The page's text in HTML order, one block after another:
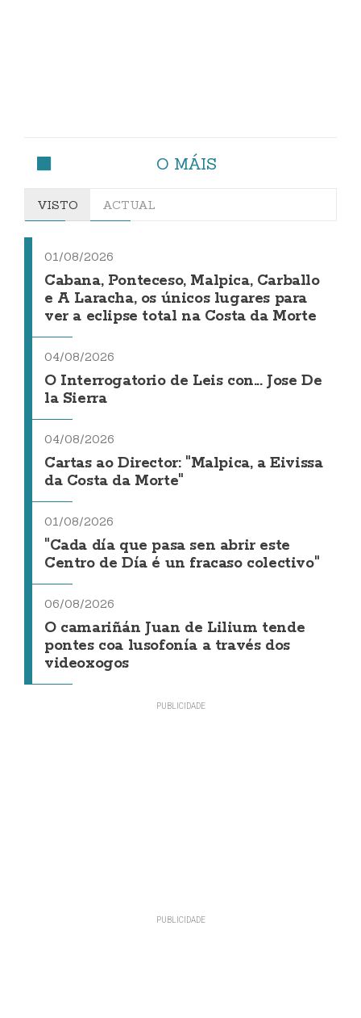
O MÁIS
VISTO ACTUAL
01/08/2026
Cabana, Ponteceso, Malpica, Carballo
e A Laracha, os únicos lugares para
ver a eclipse total na Costa da Morte
04/08/2026
O Interrogatorio de Leis con... Jose De
la Sierra
04/08/2026
Cartas ao Director: "Malpica, a Eivissa
da Costa da Morte"
01/08/2026
"Cada día que pasa sen abrir este
Centro de Día é un fracaso colectivo"
06/08/2026
O camariñán Juan de Lilium tende
pontes coa lusofonía a través dos
videoxogos